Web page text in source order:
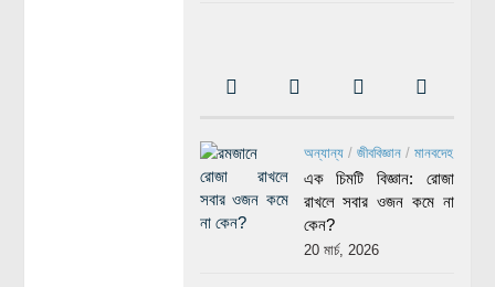
অন্যান্য/ জীববিজ্ঞান/ মানবদেহ
এক চিমটি বিজ্ঞান: রোজা
রাখলে সবার ওজন কমে না
কেন?
20 মার্চ, 2026